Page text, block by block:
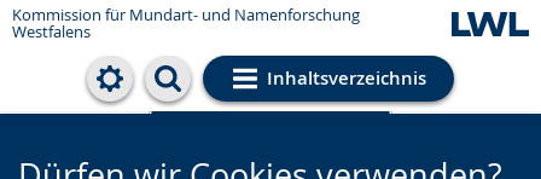
Kommission für Mundart- und Namenforschung
Westfalens
Inhaltsverzeichnis
Cookie-Einstellungen